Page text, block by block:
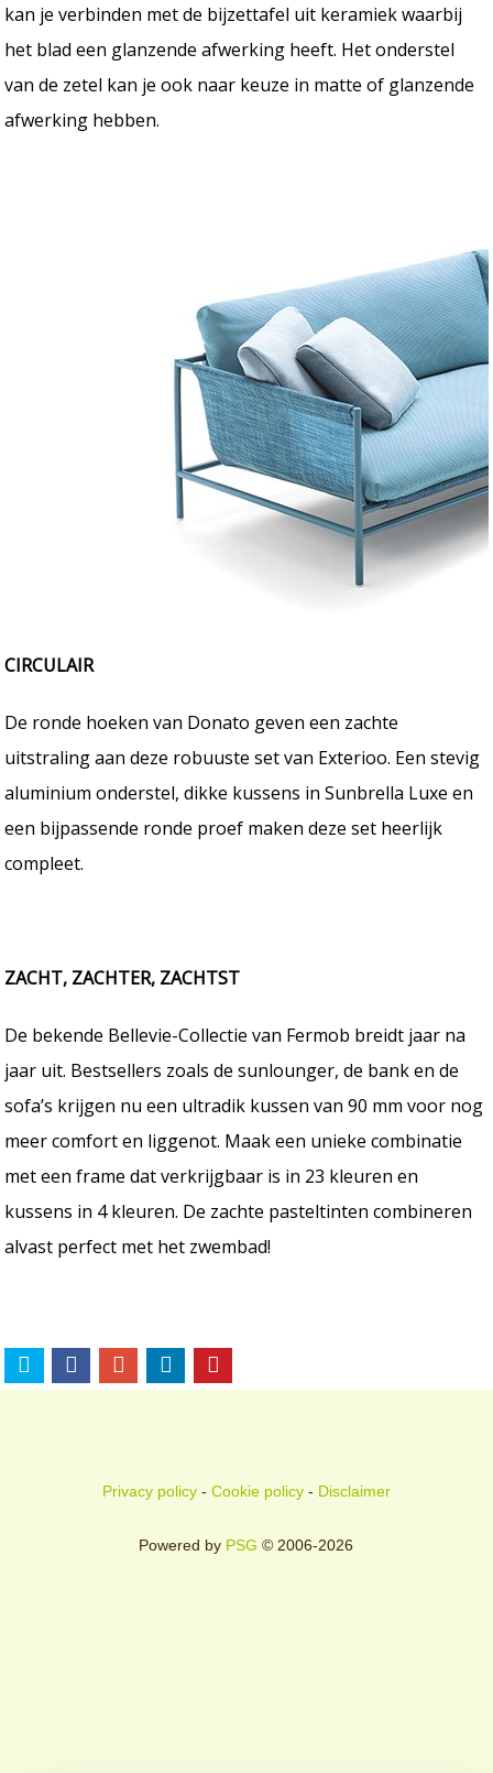
kan je verbinden met de bijzettafel uit keramiek waarbij
het blad een glanzende afwerking heeft. Het onderstel
van de zetel kan je ook naar keuze in matte of glanzende
afwerking hebben.
CIRCULAIR
De ronde hoeken van Donato geven een zachte
uitstraling aan deze robuuste set van Exterioo. Een stevig
aluminium onderstel, dikke kussens in Sunbrella Luxe en
een bijpassende ronde proef maken deze set heerlijk
compleet.
ZACHT, ZACHTER, ZACHTST
De bekende Bellevie-Collectie van Fermob breidt jaar na
jaar uit. Bestsellers zoals de sunlounger, de bank en de
sofa’s krijgen nu een ultradik kussen van 90 mm voor nog
meer comfort en liggenot. Maak een unieke combinatie
met een frame dat verkrijgbaar is in 23 kleuren en
kussens in 4 kleuren. De zachte pasteltinten combineren
alvast perfect met het zwembad!
Privacy policy- Cookie policy- Disclaimer
Powered by PSG © 2006-2026